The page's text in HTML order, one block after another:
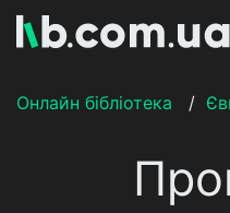
Онлайн бібліотека
/